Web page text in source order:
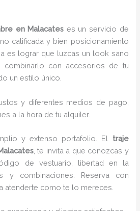
en Malacates es un servicio de
calificada y bien posicionamiento
es lograr que luzcas un look sano
combinarlo con accesorios de tu
un estilo único.
y diferentes medios de pago,
a la hora de tu alquiler.
y extenso portafolio. El traje
, te invita a que conozcas y
de vestuario, libertad en la
y combinaciones. Reserva con
atenderte como te lo mereces.